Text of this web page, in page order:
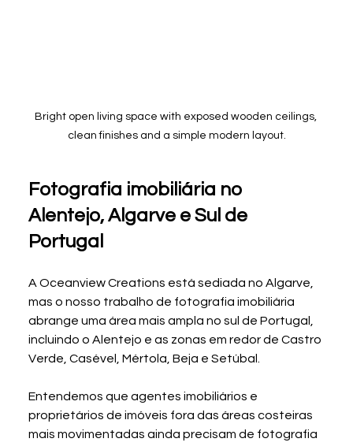
Bright open living space with exposed wooden ceilings,
clean finishes and a simple modern layout.
Fotografia imobiliária no
Alentejo, Algarve e Sul de
Portugal
A Oceanview Creations está sediada no Algarve,
mas o nosso trabalho de fotografia imobiliária
abrange uma área mais ampla no sul de Portugal,
incluindo o Alentejo e as zonas em redor de Castro
Verde, Casével, Mértola, Beja e Setúbal.
Entendemos que agentes imobiliários e
proprietários de imóveis fora das áreas costeiras
mais movimentadas ainda precisam de fotografia